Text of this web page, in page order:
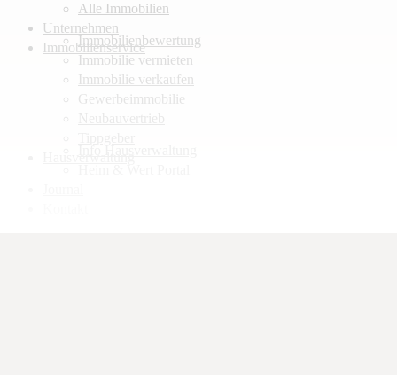
Alle Immobilien
Unternehmen
Immobilienservice
Immobilienbewertung
Immobilie vermieten
Immobilie verkaufen
Gewerbeimmobilie